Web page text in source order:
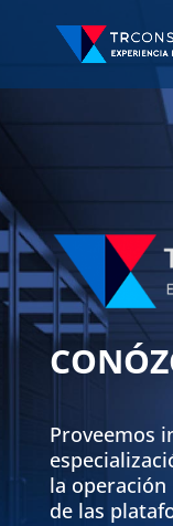
Proveemos
la operación
de las